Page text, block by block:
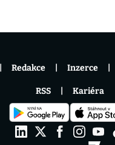
Redakce Inzerce
RSS Kariéra